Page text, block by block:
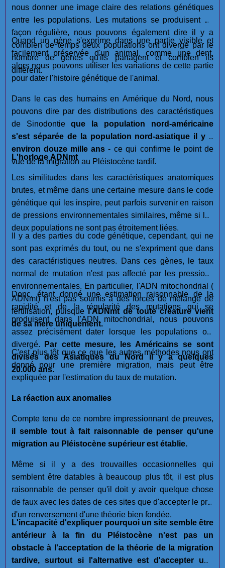
nous donner une image claire des relations génétiques
entre les populations. Les mutations se produisent de
façon régulière, nous pouvons également dire il y a
combien de temps deux populations ont divergé par le
nombre de gènes qu'ils partagent et combien ils
diffèrent.
Quand un gène s'exprime dans une partie visible et
facilement préservée d'un animal, comme une dent,
alors nous pouvons utiliser les variations de cette partie
pour dater l'histoire génétique de l'animal.
Dans le cas des humains en Amérique du Nord, nous
pouvons dire par des distributions des caractéristiques
de Sinodontie que la population nord-américaine
s'est séparée de la population nord-asiatique il y a
environ douze mille ans - ce qui confirme le point de
vue de la migration au Pléistocène tardif.
L'horloge ADNmt
Les similitudes dans les caractéristiques anatomiques
brutes, et même dans une certaine mesure dans le code
génétique qui les inspire, peut parfois survenir en raison
de pressions environnementales similaires, même si les
deux populations ne sont pas étroitement liées.
Il y a des parties du code génétique, cependant, qui ne
sont pas exprimés du tout, ou ne s'expriment que dans
des caractéristiques neutres. Dans ces gènes, le taux
normal de mutation n'est pas affecté par les pressions
environnementales. En particulier, l'ADN mitochondrial (
ADNmt) n'est pas soumis à des forces de mélange de
fertilisation, puisquel'ADNmt de toute créature vient
de sa mère uniquement.
Donc, étant donné une estimation raisonnable de la
rapidité et de la régularité des mutations qui se
produisent dans l'ADN mitochondrial, nous pouvons
assez précisément dater lorsque les populations ont
divergé.
Par cette mesure, les Américains se sont
divisés des Asiatiques du Nord il y a quelques
20.000 ans.
C'est plus tôt que ce que les autres méthodes nous ont
donné pour une première migration, mais peut être
expliquée par l'estimation du taux de mutation.
La réaction aux anomalies
Compte tenu de ce nombre impressionnant de preuves,
il semble tout à fait raisonnable de penser qu'une
migration au Pléistocène supérieur est établie.
Même si il y a des trouvailles occasionnelles qui
semblent être datables à beaucoup plus tôt, il est plus
raisonnable de penser qu'il doit y avoir quelque chose
de faux avec les dates de ces sites que d'accepter le prix
d'un renversement d'une théorie bien fondée.
L'incapacité d'expliquer pourquoi un site semble être
antérieur à la fin du Pléistocène n'est pas un
obstacle à l'acceptation de la théorie de la migration
tardive, surtout si l'alternative est d'accepter une